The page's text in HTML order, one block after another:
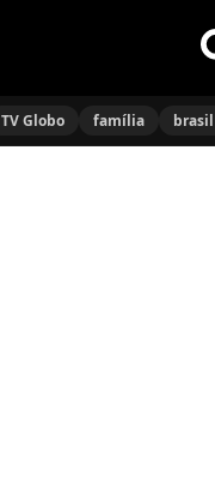
no
TV Globo família brasil